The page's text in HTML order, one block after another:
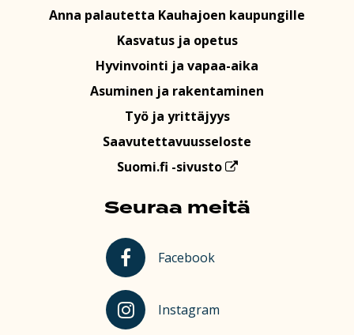
Anna palautetta Kauhajoen kaupungille
Kasvatus ja opetus
Hyvinvointi ja vapaa-aika
Asuminen ja rakentaminen
Työ ja yrittäjyys
Saavutettavuusseloste
Suomi.fi -sivusto
Seuraa meitä
Kauhajoki Facebookissa
Facebook
Kauhajoki Instagramissa
Instagram